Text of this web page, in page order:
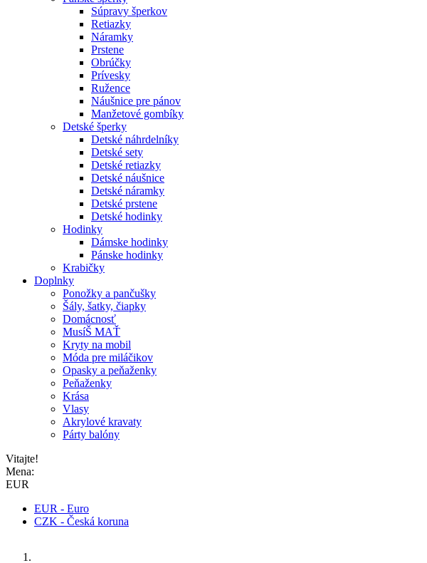
Súpravy šperkov
Retiazky
Náramky
Prstene
Obrúčky
Prívesky
Ružence
Náušnice pre pánov
Manžetové gombíky
Detské šperky
Detské náhrdelníky
Detské sety
Detské retiazky
Detské náušnice
Detské náramky
Detské prstene
Detské hodinky
Hodinky
Dámske hodinky
Pánske hodinky
Krabičky
Doplnky
Ponožky a pančušky
Šály, šatky, čiapky
Domácnosť
MusíŠ MAŤ
Kryty na mobil
Móda pre miláčikov
Opasky a peňaženky
Peňaženky
Krása
Vlasy
Akrylové kravaty
Párty balóny
Vitajte!
Mena:
EUR
EUR - Euro
CZK - Česká koruna